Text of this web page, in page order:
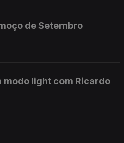
de Setembro
modo light com Ricardo